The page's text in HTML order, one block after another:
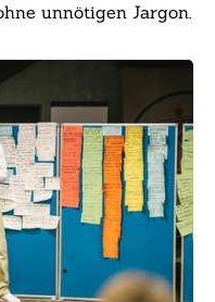
unnötigen Jargon.